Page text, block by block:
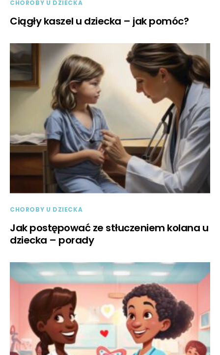
CHOROBY U DZIECKA
Ciągły kaszel u dziecka – jak pomóc?
CHOROBY U DZIECKA
Jak postępować ze stłuczeniem kolana u
dziecka – porady